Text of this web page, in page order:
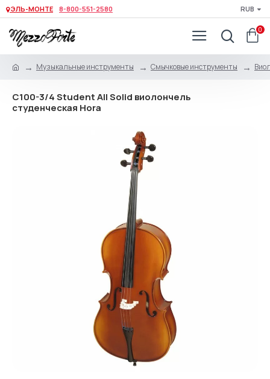
ЭЛЬ-МОНТЕ 8-800-551-2580 RUB
0
Музыкальные инструменты Смычковые инструменты
C100-3/4 Student All Solid виолончель
студенческая Hora